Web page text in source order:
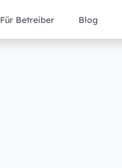
Für Betreiber Blog